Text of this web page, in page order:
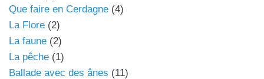
Que faire en Cerdagne (4)
La Flore (2)
La faune (2)
La pêche (1)
Ballade avec des ânes (11)